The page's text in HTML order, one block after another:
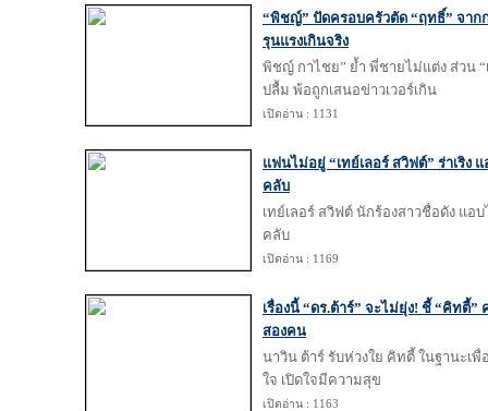
“พิชญ์” ปัดครอบครัวตัด “ฤทธิ์” จาก
รุนแรงเกินจริง
พิชญ์ กาไชย” ย้ำ พี่ชายไม่แต่ง ส่วน
ปลื้ม พ้อถูกเสนอข่าวเวอร์เกิน
เปิดอ่าน : 1131
แฟนไม่อยู่ “เทย์เลอร์ สวิฟต์” ร่าเริ
คลับ
เทย์เลอร์ สวิฟต์ นักร้องสาวชื่อดัง แ
คลับ
เปิดอ่าน : 1169
เรื่องนี้ “ดร.ต้าร์” จะไม่ยุ่ง! ชี้ “คิทตี้”
สองคน
นาวิน ต้าร์ รับห่วงใย คิทตี้ ในฐานะเ
ใจ เปิดใจมีความสุข
เปิดอ่าน : 1163